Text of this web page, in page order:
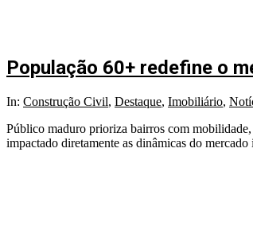
População 60+ redefine o
In: Construção Civil, Destaque, Imobiliário,
Público maduro prioriza bairros com
impactado diretamente as dinâmicas do